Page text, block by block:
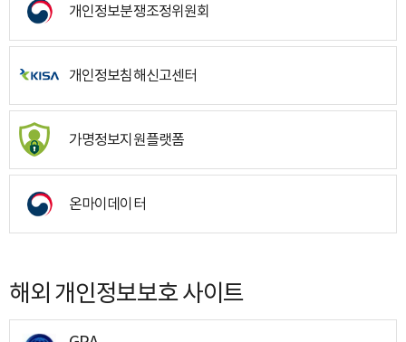
개인정보분쟁조정위원회
개인정보침해신고센터
가명정보지원플랫폼
온마이데이터
해외 개인정보보호 사이트